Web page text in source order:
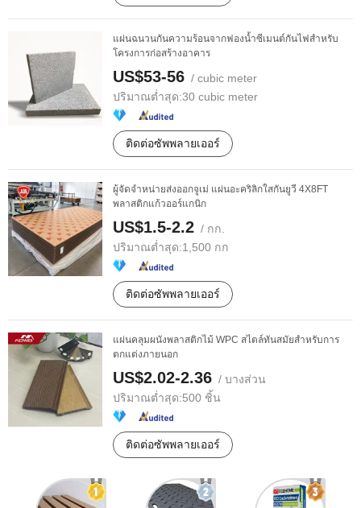
แผ่นฉนวนกันความร้อนจากฟองน้ำซีเมนต์กันไฟสำหรับ
โครงการก่อสร้างอาคาร
US$53-56 / cubic meter
ปริมาณต่ำสุด:30 cubic meter
ติดต่อซัพพลายเออร์
ผู้จัดจำหน่ายส่งออกจูเม่ แผ่นอะคริลิกใสกันยูวี 4X8FT
พลาสติกแก้วออร์แกนิก
US$1.5-2.2 / กก.
ปริมาณต่ำสุด:1,500 กก
ติดต่อซัพพลายเออร์
แผ่นคลุมผนังพลาสติกไม้ WPC สไตล์ทันสมัยสำหรับการ
ตกแต่งภายนอก
US$2.02-2.36 / บางส่วน
ปริมาณต่ำสุด:500 ชิ้น
ติดต่อซัพพลายเออร์